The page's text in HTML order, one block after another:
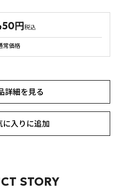
円税込
常価格
に入りに追加
詳細を見る
STORY